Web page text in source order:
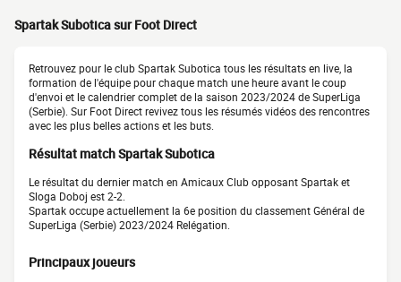
Spartak Subotica sur Foot Direct
Retrouvez pour le club Spartak Subotica tous les résultats en live, la
formation de l'équipe pour chaque match une heure avant le coup
d'envoi et le calendrier complet de la saison 2023/2024 de SuperLiga
(Serbie). Sur Foot Direct revivez tous les résumés vidéos des rencontres
avec les plus belles actions et les buts.
Résultat match Spartak Subotica
Le résultat du dernier match en Amicaux Club opposant Spartak et
Sloga Doboj est 2-2.
Spartak occupe actuellement la 6e position du classement Général de
SuperLiga (Serbie) 2023/2024 Relégation.
Principaux joueurs